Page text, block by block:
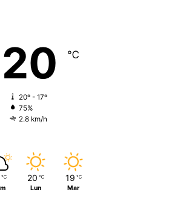
20 ℃
20º - 17º
75%
2.8 km/h
℃ 20 ℃
Lun
19 ℃
Mar